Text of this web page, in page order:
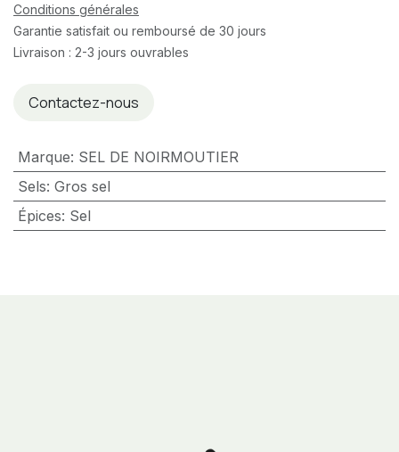
Conditions générales
Garantie satisfait ou remboursé de 30 jours
Livraison : 2-3 jours ouvrables
Contactez-nous
Marque: SEL DE NOIRMOUTIER
Sels: Gros sel
Épices: Sel